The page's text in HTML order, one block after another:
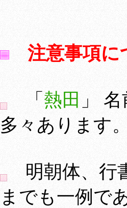
注意事項に
「 熱田 」
多々あります。
明朝体、行
までも一例で